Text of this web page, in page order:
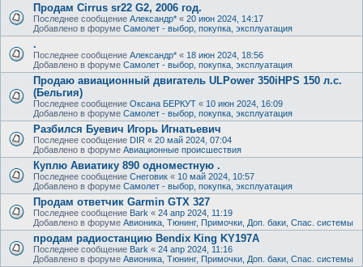
Продам Cirrus sr22 G2, 2006 год.
Последнее сообщение Александр* « 20 июн 2024, 14:17
Добавлено в форуме Самолет - выбор, покупка, эксплуатация
.
Последнее сообщение Александр* « 18 июн 2024, 18:56
Добавлено в форуме Самолет - выбор, покупка, эксплуатация
Продаю авиационный двигатель ULPower 350iHPS 150 л.с.
(Бельгия)
Последнее сообщение Оксана БЕРКУТ « 10 июн 2024, 16:09
Добавлено в форуме Самолет - выбор, покупка, эксплуатация
Разбился Буевич Игорь Игнатьевич
Последнее сообщение DIR « 20 май 2024, 07:04
Добавлено в форуме Авиационные происшествия
Куплю Авиатику 890 одноместную .
Последнее сообщение Снеговик « 10 май 2024, 10:57
Добавлено в форуме Самолет - выбор, покупка, эксплуатация
Продам ответчик Garmin GTX 327
Последнее сообщение Bark « 24 апр 2024, 11:19
Добавлено в форуме Авионика, Тюнинг, Примочки, Доп. баки, Спас. системы
продам радиостанцию Bendix King KY197A
Последнее сообщение Bark « 24 апр 2024, 11:16
Добавлено в форуме Авионика, Тюнинг, Примочки, Доп. баки, Спас. системы